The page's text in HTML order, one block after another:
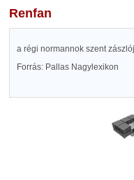
Renfan
a régi normannok szent
Forrás: Pallas Nagylexikon